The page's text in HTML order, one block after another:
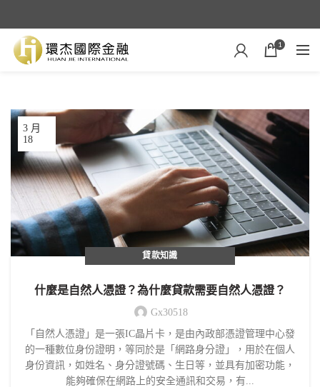
1
18
3 月
貸款知識
什麼是自然人憑證？為什麼貸款需要自然人憑證？
Gx30518
「自然人憑證」是一張IC晶片卡，是由內政部憑證管理中心發
的一種數位身份證明，等同於是「網路身分證」，用於在個人
身份資訊，如姓名、身分證號碼、生日等，並具有加密功能，
能夠確保在網路上的安全通訊和交易，有...